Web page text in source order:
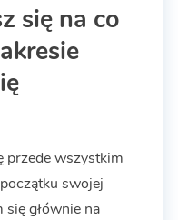
się na co
przede wszystkim
swojej
się głównie na